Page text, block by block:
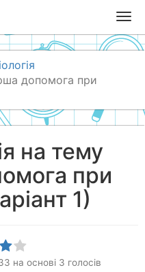
T
o
g
n
a
допомога при
на тему
при
1)
на основі 3 голосів